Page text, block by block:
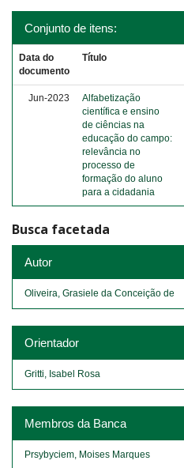
Conjunto de itens:
Data do
documento
Título
Jun-2023
Alfabetização
científica e ensino
de ciências na
educação do campo:
relevância no
processo de
formação do aluno
para a cidadania
Busca facetada
Autor
Oliveira, Grasiele da Conceição de
Orientador
Gritti, Isabel Rosa
Membros da Banca
Prsybyciem, Moises Marques